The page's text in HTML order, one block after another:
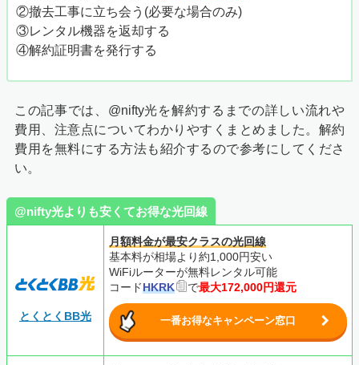
②撤去工事に立ち会う(必要な場合のみ)
③レンタル機器を返却する
④解約証明書を発行する
この記事では、@nifty光を解約するまでの詳しい流れや
費用、注意点についてわかりやすくまとめました。解約
費用を無料にする方法も紹介するので参考にしてくださ
い。
@nifty光よりも安くてお得な光回線
とくとくBB光
月額料金が最安クラスの光回線
基本料が相場より約1,000円安い
WiFiルーターが無料レンタル可能
コードHKRK で最大172,000円還元
一番お得なキャンペーン窓口